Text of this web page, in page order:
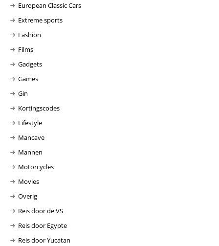
European Classic Cars
Extreme sports
Fashion
Films
Gadgets
Games
Gin
Kortingscodes
Lifestyle
Mancave
Mannen
Motorcycles
Movies
Overig
Reis door de VS
Reis door Egypte
Reis door Yucatan